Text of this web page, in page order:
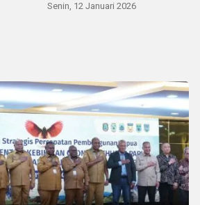
Senin, 12 Januari 2026